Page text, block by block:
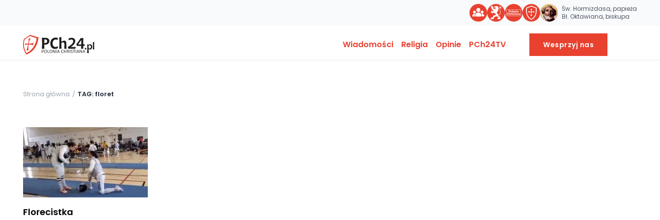
Św. Hormizdasa, papieża
Bł. Oktawiana, biskupa
Wiadomości Religia Opinie PCh24TV Wesprzyj nas
Strona główna TAG: floret
Florecistka